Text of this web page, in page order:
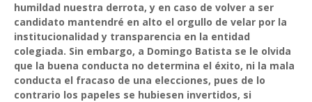
humildad nuestra derrota, y en caso de volver a ser
candidato mantendré en alto el orgullo de velar por la
institucionalidad y transparencia en la entidad
colegiada. Sin embargo, a Domingo Batista se le olvida
que la buena conducta no determina el éxito, ni la mala
conducta el fracaso de una elecciones, pues de lo
contrario los papeles se hubiesen invertidos, si